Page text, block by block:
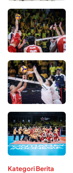
Kategori Berita